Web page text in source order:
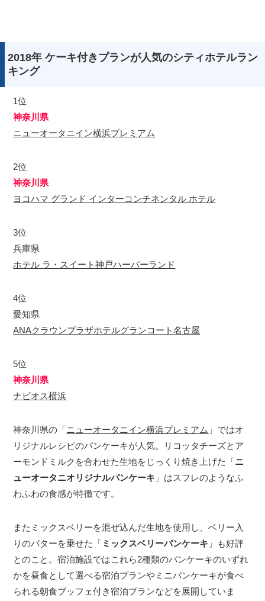
2018年 ケーキ付きプランが人気のシティホテルラン
キング
1位
神奈川県
ニューオータニイン横浜プレミアム
2位
神奈川県
ヨコハマ グランド インターコンチネンタル ホテル
3位
兵庫県
ホテル ラ・スイート神戸ハーバーランド
4位
愛知県
ANAクラウンプラザホテルグランコート名古屋
5位
神奈川県
ナビオス横浜
神奈川県の「ニューオータニイン横浜プレミアム 」ではオ
リジナルレシピのパンケーキが人気。リコッタチーズとア
ーモンドミルクを合わせた生地をじっくり焼き上げた「ニ
ューオータニオリジナルパンケーキ 」はスフレのようなふ
わふわの食感が特徴です。
またミックスベリーを混ぜ込んだ生地を使用し、ベリー入
りのバターを乗せた「 ミックスベリーパンケーキ 」も好評
とのこと。宿泊施設ではこれら2種類のパンケーキのいずれ
かを昼食として選べる宿泊プランやミニパンケーキが食べ
られる朝食ブッフェ付き宿泊プランなどを展開していま